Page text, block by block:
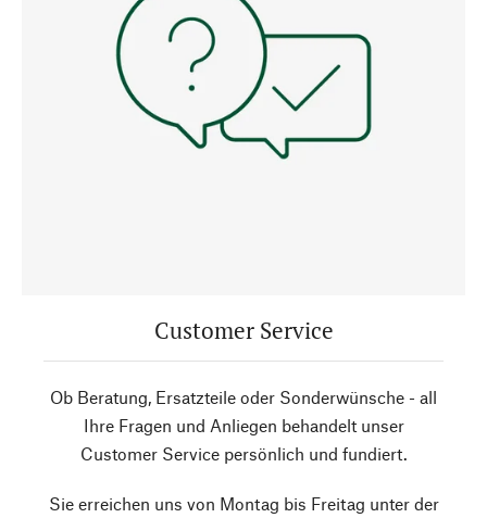
Customer Service
Ob Beratung, Ersatzteile oder Sonderwünsche - all
Ihre Fragen und Anliegen behandelt unser
Customer Service persönlich und fundiert.
Sie erreichen uns von Montag bis Freitag unter der